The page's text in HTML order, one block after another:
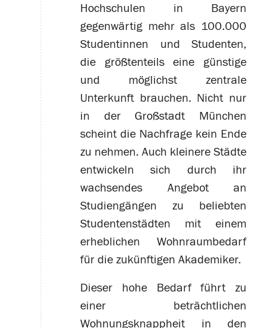
Hochschulen in Bayern
gegenwärtig mehr als 100.000
Studentinnen und Studenten,
die größtenteils eine günstige
und möglichst zentrale
Unterkunft brauchen. Nicht nur
in der Großstadt München
scheint die Nachfrage kein Ende
zu nehmen. Auch kleinere Städte
entwickeln sich durch ihr
wachsendes Angebot an
Studiengängen zu beliebten
Studentenstädten mit einem
erheblichen Wohnraumbedarf
für die zukünftigen Akademiker.
Dieser hohe Bedarf führt zu
einer beträchtlichen
Wohnungsknappheit in den